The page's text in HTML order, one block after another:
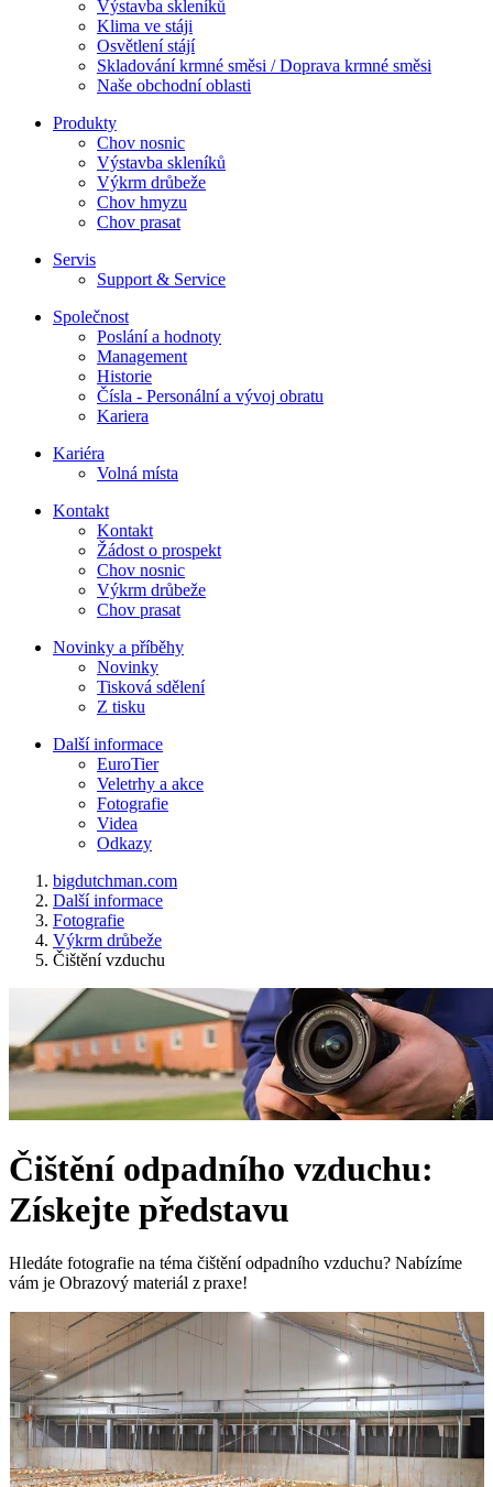
Výstavba skleníků
Klima ve stáji
Osvětlení stájí
Skladování krmné směsi / Doprava krmné směsi
Naše obchodní oblasti
Produkty
Chov nosnic
Výstavba skleníků
Výkrm drůbeže
Chov hmyzu
Chov prasat
Servis
Support & Service
Společnost
Poslání a hodnoty
Management
Historie
Čísla - Personální a vývoj obratu
Kariera
Kariéra
Volná místa
Kontakt
Kontakt
Žádost o prospekt
Chov nosnic
Výkrm drůbeže
Chov prasat
Novinky a příběhy
Novinky
Tisková sdělení
Z tisku
Další informace
EuroTier
Veletrhy a akce
Fotografie
Videa
Odkazy
bigdutchman.com
Další informace
Fotografie
Výkrm drůbeže
Čištění vzduchu
Čištění odpadního vzduchu:
Získejte představu
Hledáte fotografie na téma čištění odpadního vzduchu? Nabízíme
vám je Obrazový materiál z praxe!